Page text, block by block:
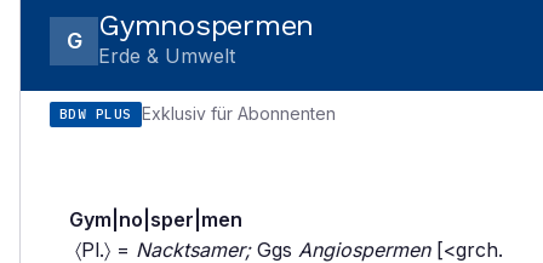
G Gymnospermen
Erde & Umwelt
BDW PLUS Exklusiv für Abonnenten
Gym|no|sper|men
〈Pl.〉 = Nacktsamer;Ggs Angiospermen[<grch.